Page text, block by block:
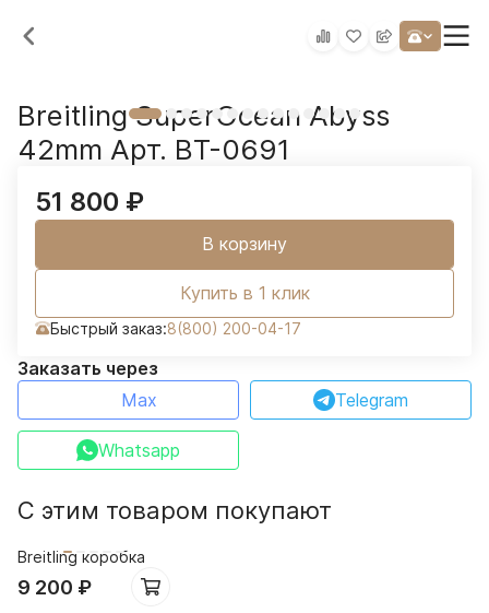
Breitling SuperOcean Abyss
42mm Арт. BT-0691
51 800 ₽
В корзину
Купить в 1 клик
Быстрый заказ:8(800) 200-04-17
Заказать через
Max
Telegram
Whatsapp
С этим товаром покупают
Breitling коробка
9 200 ₽